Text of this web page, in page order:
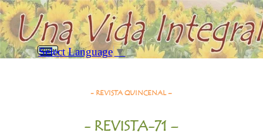
Vaya al Contenido
Saltar menú
Select Language ▼
Buscar
- REVISTA QUINCENAL –
- REVISTA-71 –